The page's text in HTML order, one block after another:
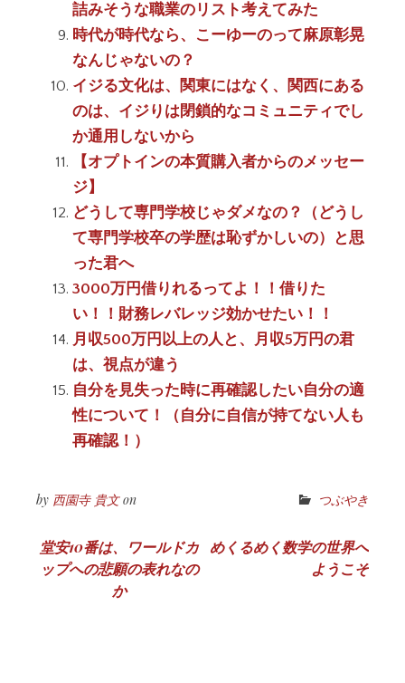
詰みそうな職業のリスト考えてみた
時代が時代なら、こーゆーのって麻原彰晃
なんじゃないの？
イジる文化は、関東にはなく、関西にある
のは、イジりは閉鎖的なコミュニティでし
か通用しないから
【オプトインの本質購入者からのメッセー
ジ】
どうして専門学校じゃダメなの？（どうし
て専門学校卒の学歴は恥ずかしいの）と思
った君へ
3000万円借りれるってよ！！借りた
い！！財務レバレッジ効かせたい！！
月収500万円以上の人と、月収5万円の君
は、視点が違う
自分を見失った時に再確認したい自分の適
性について！（自分に自信が持てない人も
再確認！）
by 西園寺 貴文on つぶやき
投
稿
堂安10番は、ワールドカ
ップへの悲願の表れなの
か
めくるめく数学の世界へ
ようこそ